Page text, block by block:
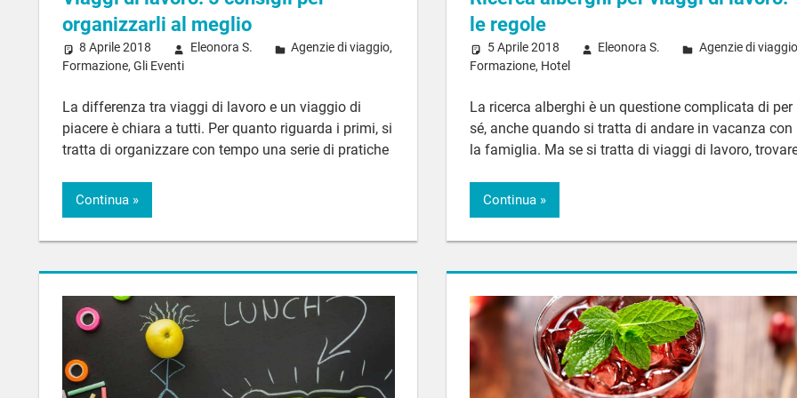
organizzarli al meglio
8 Aprile 2018 Eleonora S. Agenzie di viaggio,
Formazione, Gli Eventi
La differenza tra viaggi di lavoro e un viaggio di
piacere è chiara a tutti. Per quanto riguarda i primi, si
tratta di organizzare con tempo una serie di pratiche
Continua
le regole
5 Aprile 2018 Eleonora S. Agenzie di viaggio
Formazione, Hotel
La ricerca alberghi è un questione complicata di per
sé, anche quando si tratta di andare in vacanza con
la famiglia. Ma se si tratta di viaggi di lavoro,
Continua